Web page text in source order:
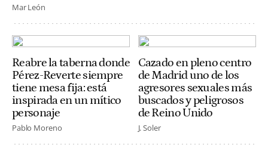
Mar León
Reabre la taberna donde
Pérez-Reverte siempre
tiene mesa fija: está
inspirada en un mítico
personaje
Pablo Moreno
Cazado en pleno centro
de Madrid uno de los
agresores sexuales más
buscados y peligrosos
de Reino Unido
J. Soler